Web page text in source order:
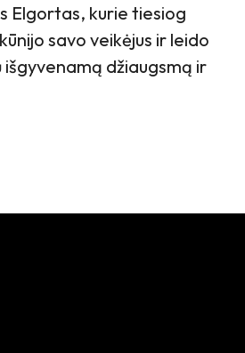
Elgortas, kurie tiesiog
savo veikėjus ir leido
džiaugsmą ir